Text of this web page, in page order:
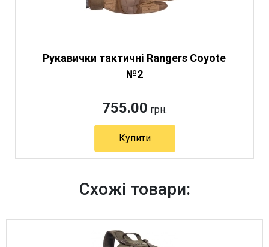
Рукавички тактичні Rangers Coyote
№2
755.00 грн.
Купити
Схожі товари: